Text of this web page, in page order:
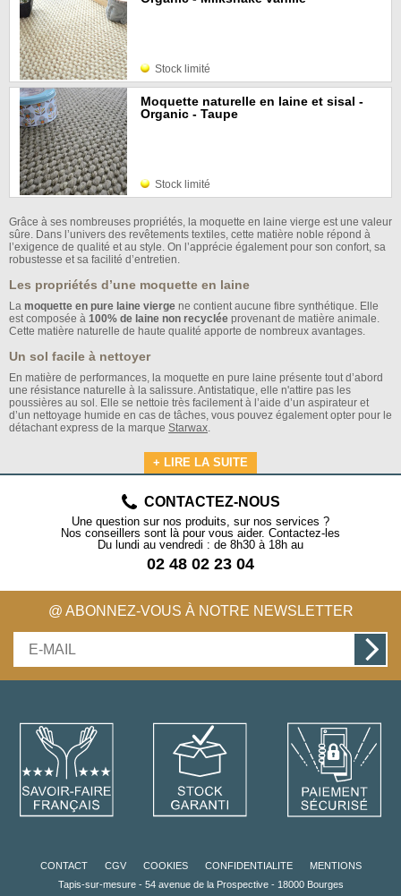
Stock limité
Moquette naturelle en laine et sisal -
Organic - Taupe
Stock limité
Grâce à ses nombreuses propriétés, la moquette en laine vierge est une valeur
sûre. Dans l’univers des revêtements textiles, cette matière noble répond à
l’exigence de qualité et au style. On l’apprécie également pour son confort, sa
robustesse et sa facilité d’entretien.
Les propriétés d’une moquette en laine
La moquette en pure laine vierge ne contient aucune fibre synthétique. Elle
est composée à 100% de laine non recyclée provenant de matière animale.
Cette matière naturelle de haute qualité apporte de nombreux avantages.
Un sol facile à nettoyer
En matière de performances, la moquette en pure laine présente tout d’abord
une résistance naturelle à la salissure. Antistatique, elle n'attire pas les
poussières au sol. Elle se nettoie très facilement à l’aide d’un aspirateur et
d’un nettoyage humide en cas de tâches, vous pouvez également opter pour le
détachant express de la marque Starwax.
+ LIRE LA SUITE
CONTACTEZ-NOUS
Une question sur nos produits, sur nos services ?
Nos conseillers sont là pour vous aider. Contactez-les
Du lundi au vendredi : de 8h30 à 18h au
02 48 02 23 04
@ ABONNEZ-VOUS À NOTRE NEWSLETTER
CONTACT CGV COOKIES CONFIDENTIALITE
MENTIONS
Tapis-sur-mesure - 54 avenue de la Prospective - 18000 Bourges